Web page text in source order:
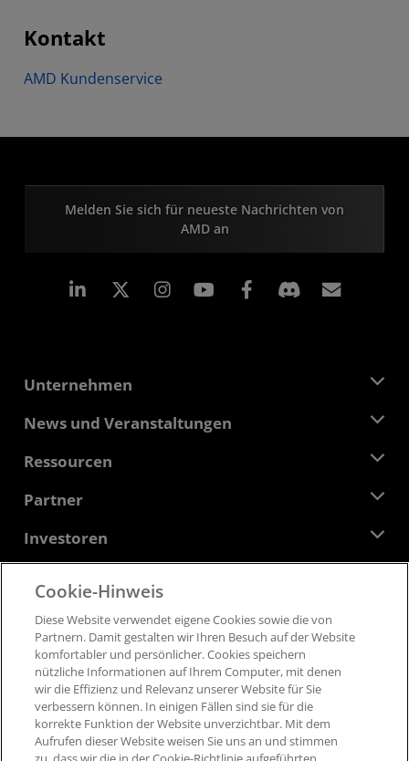
Kontakt
AMD Kundenservice
Melden Sie sich für neueste Nachrichten von
AMD an
LinkedIn Instagram Facebook
Unternehmen
Über AMD
Verantwortung
Kontakt
News und Veranstaltungen
Pressebereich
Mediathek
Ressourcen
Developer Central
Fallstudien
Online-Seminare
Ressourcen ansehen
Partner
AMD Partner Hub
Autorisierte Händler
AMD Hochschulprogramm
Investoren
Finanzdaten
Unternehmensvorstand
Führungs-Dokumentation
SEC-Börsenberichte
Geschäftsbedingungen​
Datenschutz
Marken
Lieferkettentransparenz
Fairer und offener Wettbewerb
Britische Steuerstrategie
Cookie-Richtlinien
Cookie-Hinweis
Diese Website verwendet eigene Cookies sowie die von
Partnern​. Damit gestalten wir Ihren Besuch auf der Website
komfortabler und persönlicher. ​Cookies speichern
nützliche Informationen auf Ihrem Computer, mit denen
wir die Effizienz und Relevanz unserer Website für Sie
verbessern können. ​In einigen Fällen sind sie für die
korrekte Funktion der Website unverzichtbar. Mit dem
Aufrufen dieser Website weisen Sie uns an und stimmen